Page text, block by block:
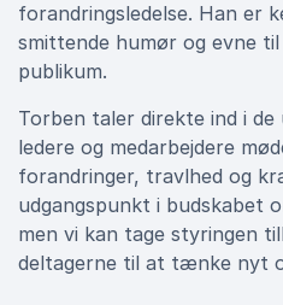
forandringsledelse. Han er
smittende humør og evne
publikum.
Torben taler direkte ind i
ledere og medarbejdere
forandringer, travlhed og
udgangspunkt i budskabet
men vi kan tage styringen
deltagerne til at tænke nyt